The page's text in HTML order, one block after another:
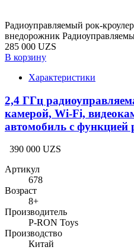
Радиоуправляемый рок-
внедорожник
285 000 UZS
В корзину
Характеристики
2,4 ГГц
камерой, Wi-Fi,
автомобиль с функцией
390 000 UZS
Артикул
678
Возраст
8+
Производитель
P-RON Toys
Производство
Китай